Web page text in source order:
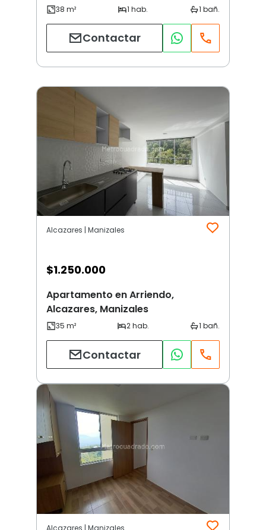
Contactar
Alcazares | Manizales
$1.250.000
Apartamento en Arriendo,
Alcazares, Manizales
Contactar
Alcazares | Manizales